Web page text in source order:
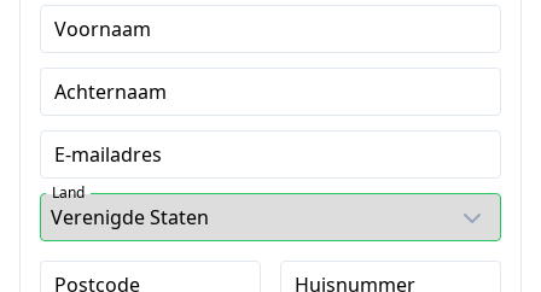
Voornaam
Achternaam
E-mailadres
Land
Postcode Huisnummer